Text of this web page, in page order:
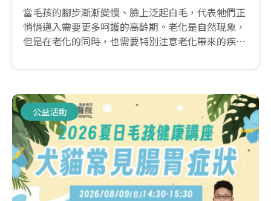
當毛孩的腳步漸漸變慢、臉上泛起白毛，代表牠們正
悄悄邁入需要更多呵護的高齡期。老化是自然現象，
但是在老化的同時，也需要特別注意老化帶來的疾病
公益活動